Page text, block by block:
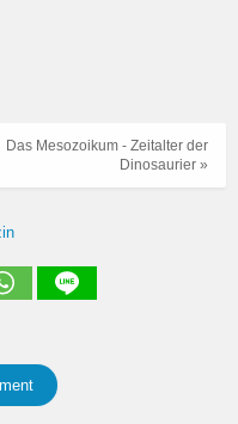
Das Mesozoikum - Zeitalter der
Dinosaurier »